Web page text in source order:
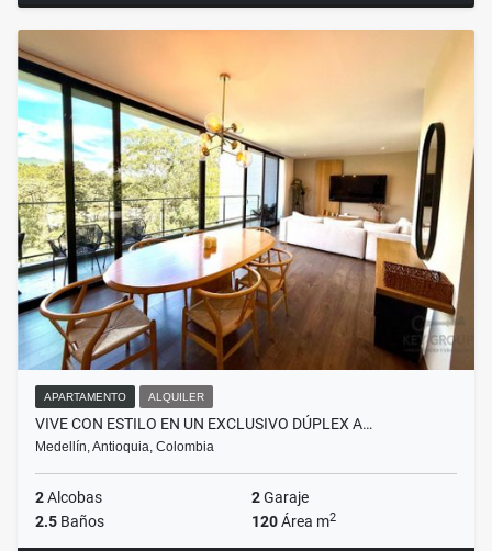
APARTAMENTO ALQUILER
VIVE CON ESTILO EN UN EXCLUSIVO DÚPLEX A…
Medellín, Antioquia, Colombia
2Alcobas 2Garaje
2.5 Baños 120Área m2